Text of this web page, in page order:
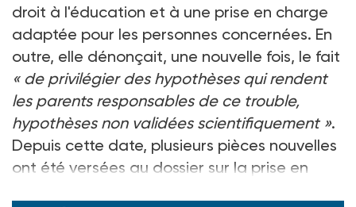
droit à l'éducation et à une prise en charge
adaptée pour les personnes concernées. En
outre, elle dénonçait, une nouvelle fois, le fait
« de privilégier des hypothèses qui rendent
les parents responsables de ce trouble,
hypothèses non validées scientifiquement ».
Depuis cette date, plusieurs pièces nouvelles
ont été versées au dossier sur la prise en